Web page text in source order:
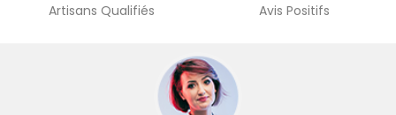
Artisans Qualifiés
Avis Positifs